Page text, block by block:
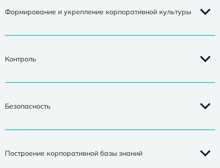
Формирование и укрепление корпоративной культуры
Контроль
Безопасность
Построение корпоративной базы знаний